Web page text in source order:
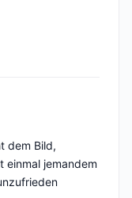
dem Bild,
einmal jemandem